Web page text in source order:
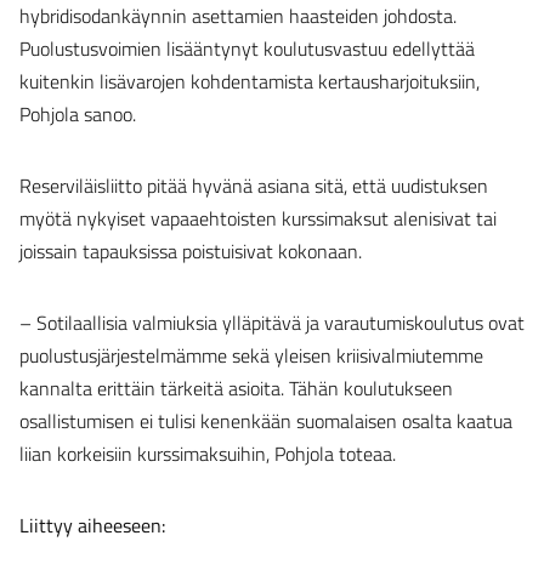
hybridisodankäynnin asettamien haasteiden johdosta.
Puolustusvoimien lisääntynyt koulutusvastuu edellyttää
kuitenkin lisävarojen kohdentamista kertausharjoituksiin,
Pohjola sanoo.
Reserviläisliitto pitää hyvänä asiana sitä, että uudistuksen
myötä nykyiset vapaaehtoisten kurssimaksut alenisivat tai
joissain tapauksissa poistuisivat kokonaan.
– Sotilaallisia valmiuksia ylläpitävä ja varautumiskoulutus ovat
puolustusjärjestelmämme sekä yleisen kriisivalmiutemme
kannalta erittäin tärkeitä asioita. Tähän koulutukseen
osallistumisen ei tulisi kenenkään suomalaisen osalta kaatua
liian korkeisiin kurssimaksuihin, Pohjola toteaa.
Liittyy aiheeseen: